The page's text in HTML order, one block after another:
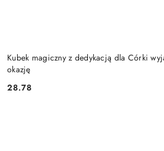
Kubek magiczny z dedykacją dla Córki
okazję
Cena:
28.78